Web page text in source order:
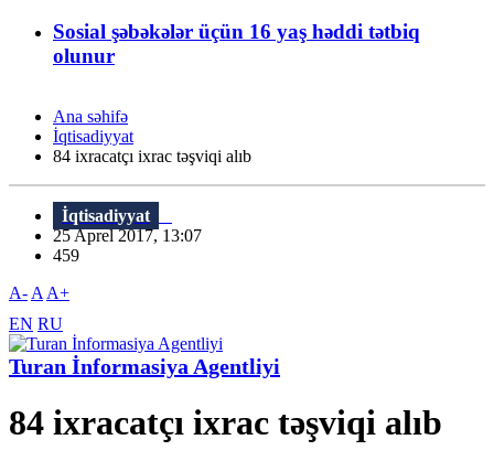
Sosial şəbəkələr üçün 16 yaş həddi tətbiq
olunur
Ana səhifə
İqtisadiyyat
84 ixracatçı ixrac təşviqi alıb
İqtisadiyyat
25 Aprel 2017, 13:07
459
A- A A+
EN RU
Turan İnformasiya Agentliyi
84 ixracatçı ixrac təşviqi alıb